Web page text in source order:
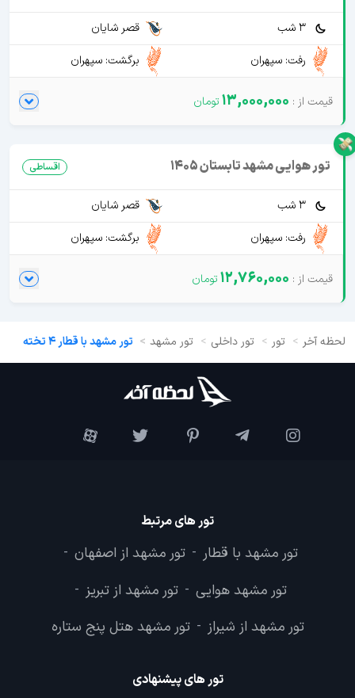
3 شب
قصر شایان
رفت: سپهران
برگشت: سپهران
13,000,000
تور هوایی مشهد تابستان 1405 اقساطی
3 شب
قصر شایان
رفت: سپهران
برگشت: سپهران
12,760,000
لحظه آخر تور تور داخلی تور مشهد تور مشهد با قطار 4 تخته
تور های مرتبط
تور مشهد با قطار - تور مشهد از اصفهان -
تور مشهد هوایی - تور مشهد از تبریز -
تور مشهد از شیراز - تور مشهد هتل پنج ستاره
تور های پیشنهادی